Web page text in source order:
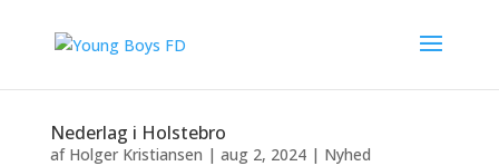
Nederlag i Holstebro
af Holger Kristiansen | aug 2, 2024| Nyhed